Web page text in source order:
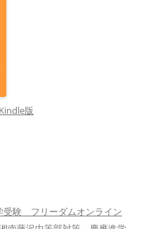
版
受験 フリーダムオンライン